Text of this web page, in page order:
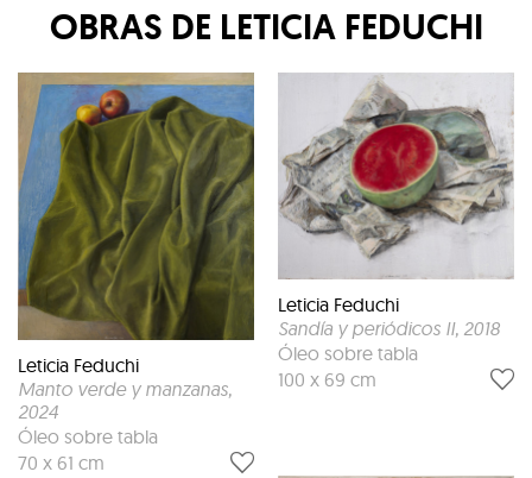
OBRAS DE LETICIA FEDUCHI
Leticia Feduchi
Manto verde y manzanas,
2024
Óleo sobre tabla
70 x 61 cm
Leticia Feduchi
Sandía y periódicos II, 2018
Óleo sobre tabla
100 x 69 cm